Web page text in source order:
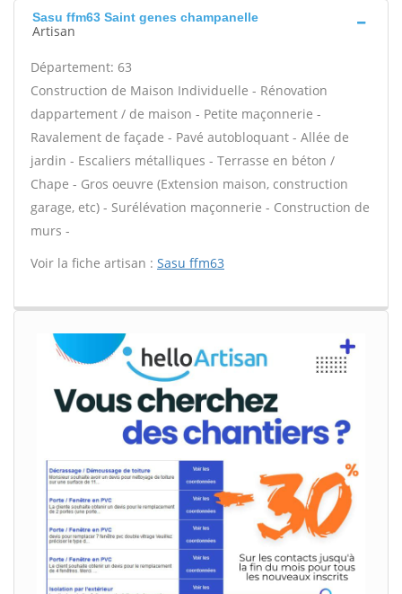
Sasu ffm63 Saint genes champanelle
Artisan
Département: 63
Construction de Maison Individuelle - Rénovation
dappartement / de maison - Petite maçonnerie -
Ravalement de façade - Pavé autobloquant - Allée de
jardin - Escaliers métalliques - Terrasse en béton /
Chape - Gros oeuvre (Extension maison, construction
garage, etc) - Surélévation maçonnerie - Construction de
murs -
Voir la fiche artisan : Sasu ffm63